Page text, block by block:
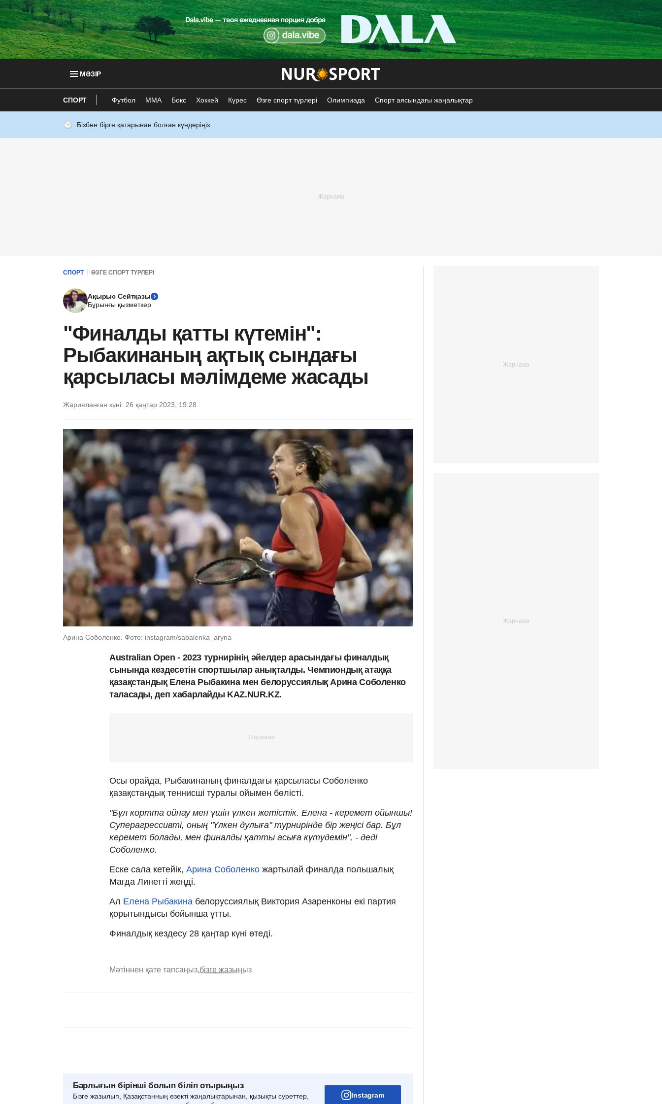
МӘЗІР
СПОРТ Футбол ММА Бокс Хоккей Күрес Өзге спорт түрлері Олимпиада Спорт аясындағы жаңалықтар
Бізбен бірге қатарынан болған күндеріңіз
СПОРТ ӨЗГЕ СПОРТ ТҮРЛЕРІ
Ақырыс Сейтқазы
Бұрынғы қызметкер
"Финалды қатты күтемін":
Рыбакинаның ақтық сындағы
қарсыласы мәлімдеме жасады
Жарияланған күні: 26 қаңтар 2023, 19:28
Арина Соболенко. Фото: instagram/sabalenka_aryna
Australian Open - 2023 турнирінің әйелдер арасындағы финалдық
сынында кездесетін спортшылар анықталды. Чемпиондық атаққа
қазақстандық Елена Рыбакина мен белоруссиялық Арина Соболенко
таласады, деп хабарлайды KAZ.NUR.KZ.
Осы орайда, Рыбакинаның финалдағы қарсыласы Соболенко
қазақстандық теннисші туралы ойымен бөлісті.
"Бұл кортта ойнау мен үшін үлкен жетістік. Елена - керемет ойыншы!
Суперагрессивті, оның "Үлкен дулыға" турнирінде бір жеңісі бар. Бұл
керемет болады, мен финалды қатты асыға күтудемін", - деді
Соболенко.
Еске сала кетейік, Арина Соболенко жартылай финалда польшалық
Магда Линетті жеңді.
Ал Елена Рыбакина белоруссиялық Виктория Азаренконы екі партия
қорытындысы бойынша ұтты.
Финалдық кездесу 28 қаңтар күні өтеді.
Мәтіннен қате тапсаңыз,бізге жазыңыз
Барлығын бірінші болып біліп отырыңыз
Бізге жазылып, Қазақстанның өзекті жаңалықтарынан, қызықты суреттер,
Instagram